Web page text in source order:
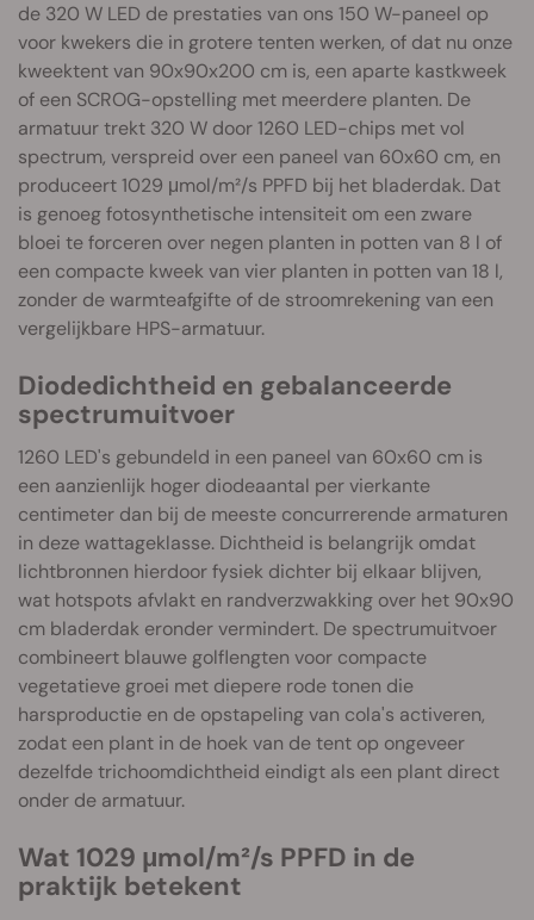
de 320 W LED de prestaties van ons 150 W-paneel op
voor kwekers die in grotere tenten werken, of dat nu onze
kweektent van 90x90x200 cm is, een aparte kastkweek
of een SCROG-opstelling met meerdere planten. De
armatuur trekt 320 W door 1260 LED-chips met vol
spectrum, verspreid over een paneel van 60x60 cm, en
produceert 1029 μmol/m²/s PPFD bij het bladerdak. Dat
is genoeg fotosynthetische intensiteit om een zware
bloei te forceren over negen planten in potten van 8 l of
een compacte kweek van vier planten in potten van 18 l,
zonder de warmteafgifte of de stroomrekening van een
vergelijkbare HPS-armatuur.
Diodedichtheid en gebalanceerde
spectrumuitvoer
1260 LED's gebundeld in een paneel van 60x60 cm is
een aanzienlijk hoger diodeaantal per vierkante
centimeter dan bij de meeste concurrerende armaturen
in deze wattageklasse. Dichtheid is belangrijk omdat
lichtbronnen hierdoor fysiek dichter bij elkaar blijven,
wat hotspots afvlakt en randverzwakking over het 90x90
cm bladerdak eronder vermindert. De spectrumuitvoer
combineert blauwe golflengten voor compacte
vegetatieve groei met diepere rode tonen die
harsproductie en de opstapeling van cola's activeren,
zodat een plant in de hoek van de tent op ongeveer
dezelfde trichoomdichtheid eindigt als een plant direct
onder de armatuur.
Wat 1029 μmol/m²/s PPFD in de
praktijk betekent